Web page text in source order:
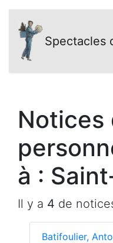
Spectacles
Notices
à :
Il y a 4 de
Batifoulier,